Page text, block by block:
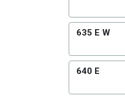
635 E W
640 E